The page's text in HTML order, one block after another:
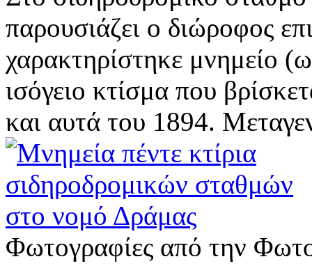
παρουσιάζει ο διώροφος
χαρακτηρίστηκε μνημείο
ισόγειο κτίσμα που
και αυτά του 1894.
Φωτογραφίες από την